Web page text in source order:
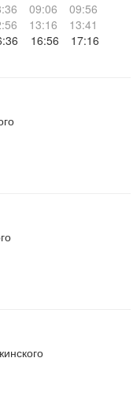
09:06
09:56
13:16
13:41
16:56
17:16